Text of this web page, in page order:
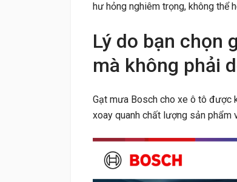
hư hỏng nghiêm trọng, không thể
Lý do bạn chọn
mà không phải
Gạt mưa Bosch cho xe ô tô được
xoay quanh chất lượng sản phẩm